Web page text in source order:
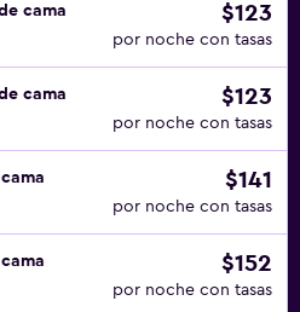
cama
$123
por noche con tasas
cama
$123
por noche con tasas
$141
por noche con tasas
$152
por noche con tasas